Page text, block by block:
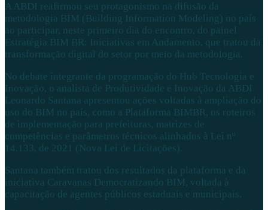
A ABDI reafirmou seu protagonismo na difusão da
metodologia BIM (Building Information Modeling) no país
ao participar, neste primeiro dia do encontro, do painel
Estratégia BIM BR: Iniciativas em Andamento, que tratou da
transformação digital do setor por meio da metodologia.
No debate integrante da programação do Hub Tecnologia e
Inovação, o analista de Produtividade e Inovação da ABDI
Leonardo Santana apresentou ações voltadas à ampliação do
uso do BIM no país, como a Plataforma BIMBR, os roteiros
de implementação para prefeituras, matrizes de
competências e parâmetros técnicos alinhados à Lei nº
14.133, de 2021 (Nova Lei de Licitações).
Santana também tratou dos resultados da plataforma e da
iniciativa Caravanas Democratizando BIM, voltada à
capacitação de agentes públicos estaduais e municipais.